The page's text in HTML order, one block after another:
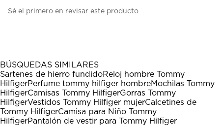
para
1
estrella
Esta
acción
abrirá
el
formulario
de
para
estrellas.
Esta
acción
abrirá
el
formulario
de
para
estrellas.
Esta
acción
abrirá
el
formulario
de
para
estrellas.
Esta
acción
abrirá
el
formulario
de
para
estrellas.
Esta
acción
abrirá
el
formulario
de
Sé el primero en revisar este producto
BÚSQUEDAS SIMILARES
Sartenes de hierro fundidoReloj hombre Tommy
HilfigerPerfume tommy hilfiger hombreMochilas Tommy
HilfigerCamisas Tommy HilfigerGorras Tommy
HilfigerVestidos Tommy Hilfiger mujerCalcetines de
Tommy HilfigerCamisa para Niño Tommy
HilfigerPantalón de vestir para Tommy Hilfiger